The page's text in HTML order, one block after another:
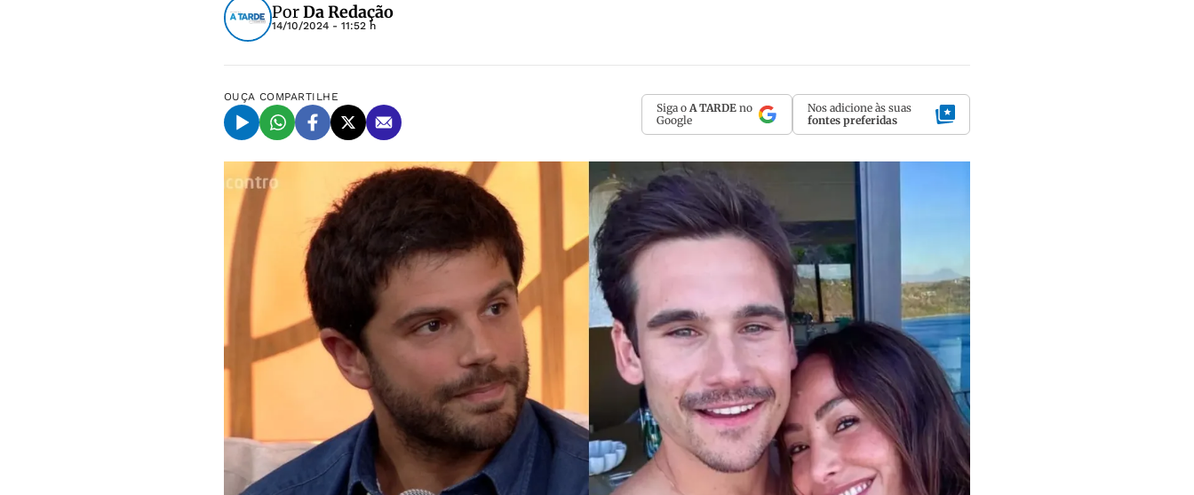
PorDa Redação
14/10/2024 - 11:52 h
OUÇA COMPARTILHE
Siga o A TARDE no
Google
Nos adicione às suas
fontes preferidas